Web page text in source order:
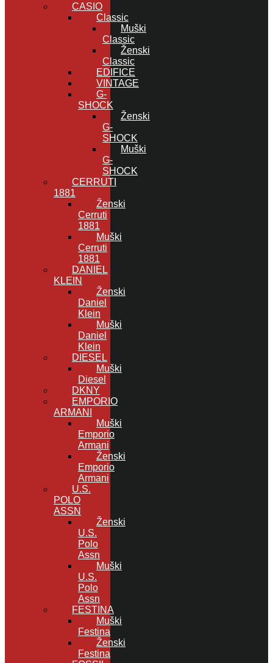
CASIO
Classic
Muški
Classic
Ženski
Classic
EDIFICE
VINTAGE
G-
SHOCK
Ženski
G-
SHOCK
Muški
G-
SHOCK
CERRUTI
1881
Ženski
Cerruti
1881
Muški
Cerruti
1881
DANIEL
KLEIN
Ženski
Daniel
Klein
Muški
Daniel
Klein
DIESEL
Muški
Diesel
DKNY
EMPORIO
ARMANI
Muški
Emporio
Armani
Ženski
Emporio
Armani
U.S.
POLO
ASSN
Ženski
U.S.
Polo
Assn
Muški
U.S.
Polo
Assn
FESTINA
Muški
Festina
Ženski
Festina